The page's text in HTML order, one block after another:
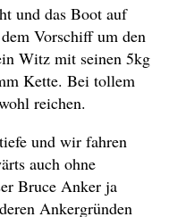
und das Boot auf
Vorschiff um den
Witz mit seinen 5kg
Kette. Bei tollem
reichen.
und wir fahren
auch ohne
Bruce Anker ja
Ankergründen